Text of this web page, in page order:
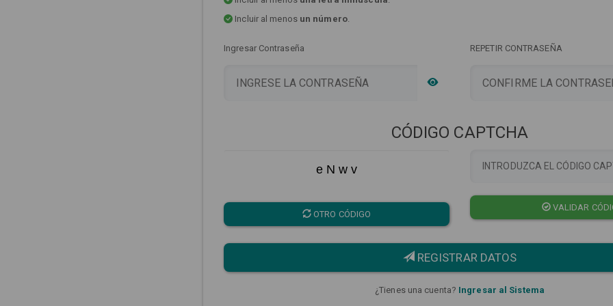
Incluir al menos un número.
Ingresar Contraseña REPETIR CONTRASEÑA
CÓDIGO CAPTCHA
e N w v
OTRO CÓDIGO
VALIDAR
REGISTRAR DATOS
¿Tienes una cuenta? Ingresar al Sistema